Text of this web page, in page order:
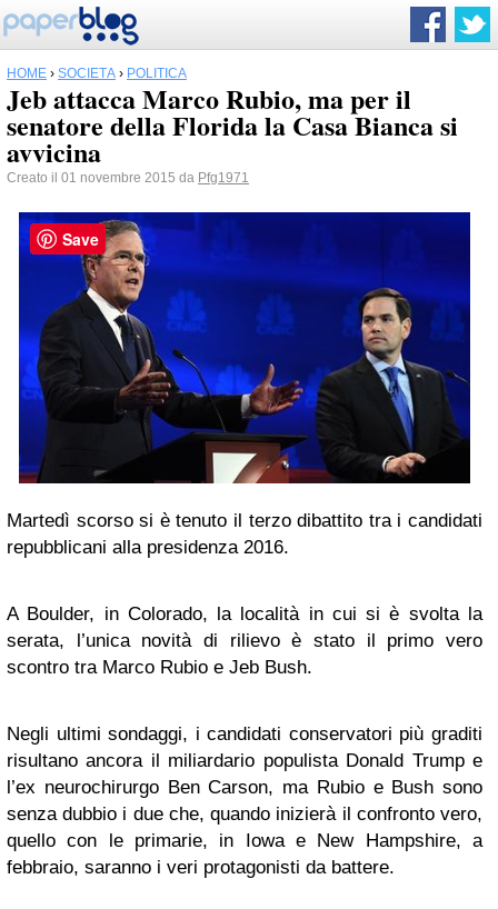
HOME › SOCIETÀ › POLITICA
Jeb attacca Marco Rubio, ma per il
senatore della Florida la Casa Bianca si
avvicina
Creato il 01 novembre 2015 da Pfg1971
Martedì scorso si è tenuto il terzo dibattito tra i candidati
repubblicani alla presidenza 2016.
A Boulder, in Colorado, la località in cui si è svolta la
serata, l’unica novità di rilievo è stato il primo vero
scontro tra Marco Rubio e Jeb Bush.
Negli ultimi sondaggi, i candidati conservatori più graditi
risultano ancora il miliardario populista Donald Trump e
l’ex neurochirurgo Ben Carson, ma Rubio e Bush sono
senza dubbio i due che, quando inizierà il confronto vero,
quello con le primarie, in Iowa e New Hampshire, a
febbraio, saranno i veri protagonisti da battere.
Save